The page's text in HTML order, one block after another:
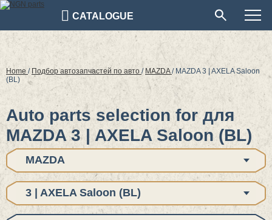
CATALOGUE
Home / Подбор автозапчастей по авто / MAZDA / MAZDA 3 | AXELA Saloon
(BL)
Auto parts selection for для
MAZDA 3 | AXELA Saloon (BL)
MAZDA
3 | AXELA Saloon (BL)